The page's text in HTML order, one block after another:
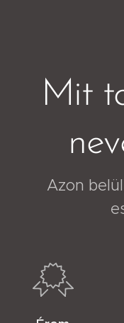
Mit
Azon